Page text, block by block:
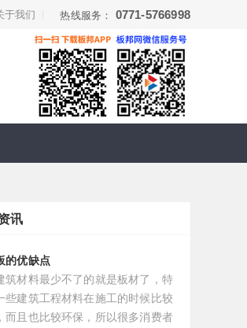
于我们 热线服务： 0771-5766998
讯
的优缺点
材料最少不了的就是板材了，特
些建筑工程材料在施工的时候比较
而且也比较环保，所以很多消费者